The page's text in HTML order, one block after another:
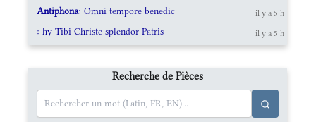
Antiphona: Omni tempore benedic il y a 5 h
: hy Tibi Christe splendor Patris il y a 5 h
Recherche de Pièces